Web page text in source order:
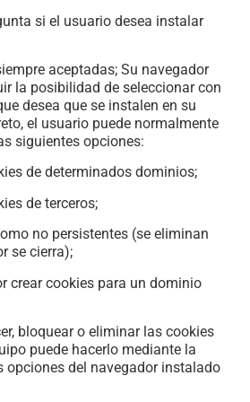
si el usuario desea instalar
aceptadas; Su navegador
la posibilidad de seleccionar con
desea que se instalen en su
el usuario puede normalmente
siguientes opciones:
de determinados dominios;
de terceros;
no persistentes (se eliminan
se cierra);
crear cookies para un dominio
bloquear o eliminar las cookies
puede hacerlo mediante la
opciones del navegador instalado